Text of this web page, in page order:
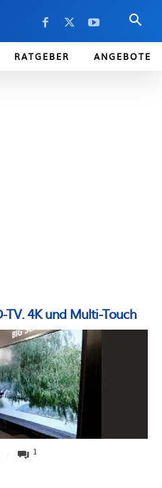
RATGEBER ANGEBOTE
TV. 4K und Multi-Touch
1